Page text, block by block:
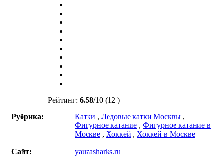
Рейтинг: 6.58/10 (12 )
Рубрика:
Катки , Ледовые катки Москвы ,
Фигурное катание , Фигурное катание в
Москве , Хоккей , Хоккей в Москве
Сайт: yauzasharks.ru